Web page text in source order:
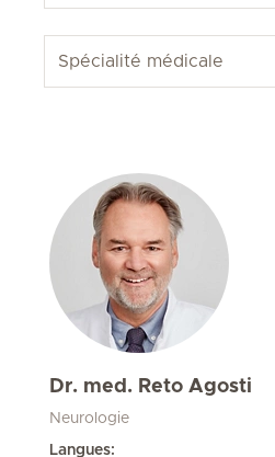
Dr. med. Reto Agosti
Neurologie
Langues: